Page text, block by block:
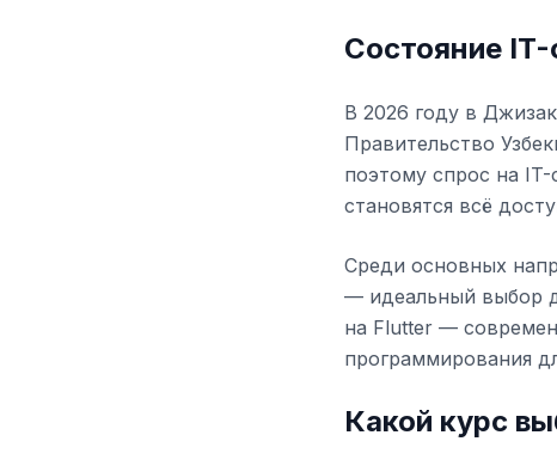
Состояние
В 2026 году в
Правительство
поэтому спрос на
становятся всё
Среди основных
— идеальный выбор
на Flutter —
программирования
Какой курс